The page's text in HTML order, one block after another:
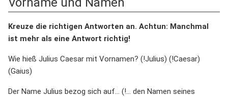
Kreuze die richtigen Antworten an. Achtun: Manchmal
ist mehr als eine Antwort richtig!
Wie hieß Julius Caesar mit Vornamen? (!Julius) (!Caesar)
(Gaius)
Der Name Julius bezog sich auf… (!… den Namen seines